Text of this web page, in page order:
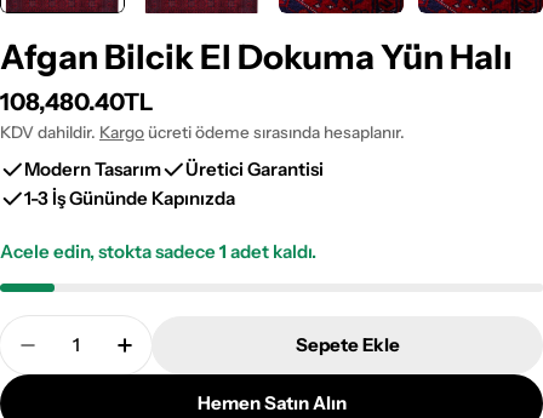
Afgan Bilcik El Dokuma Yün Halı
Normal
fiyat
108,480.40TL
KDV dahildir. Kargo ücreti ödeme sırasında hesaplanır.
Modern Tasarım
Üretici Garantisi
1-3 İş Gününde Kapınızda
Acele edin, stokta sadece1 adet kaldı.
Adet
Afgan Bilcik El Dokuma Yün Halı Adetini Azalt
Afgan Bilcik El Dokuma Yün Halı Adetini
Sepete Ekle
Hemen Satın Alın